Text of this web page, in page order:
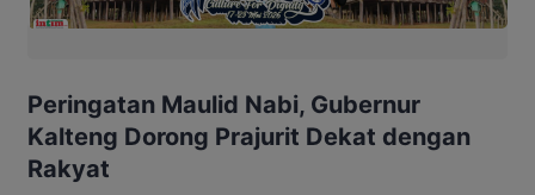
Peringatan Maulid Nabi, Gubernur
Kalteng Dorong Prajurit Dekat dengan
Rakyat